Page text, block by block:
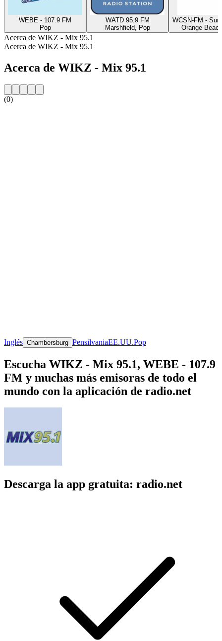
WEBE - 107.9 FM
Pop
WATD 95.9 FM
Marshfield, Pop
WCSN-FM -
Orange
Acerca de WIKZ - Mix 95.1
Acerca de WIKZ - Mix 95.1
Acerca de WIKZ - Mix 95.1
(0)
Inglés Chambersburg PensilvaniaEE.UU.Pop
Escucha WIKZ - Mix 95.1, WEBE - 107.9
FM y muchas más emisoras de todo el
mundo con la aplicación de radio.net
Descarga la app gratuita: radio.net